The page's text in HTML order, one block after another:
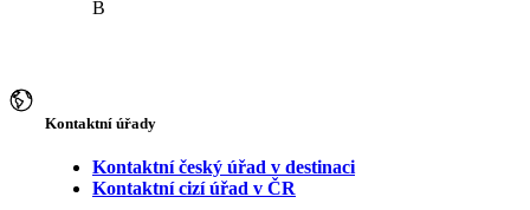
B
Kontaktní úřady
Kontaktní český úřad v destinaci
Kontaktní cizí úřad v ČR